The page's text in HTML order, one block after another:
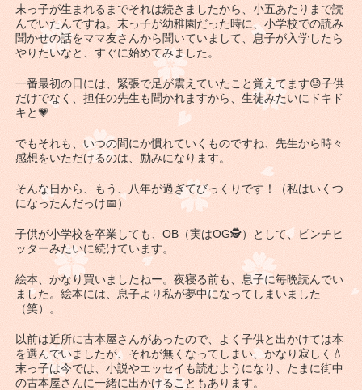
末っ子が生まれるまでそれは続きましたから、小五あたりまで読
んでいたんですね。末っ子が幼稚園だった時に、小学校での読み
聞かせの話をママ友さんから聞いていまして、息子が入学したら
やりたいなと、すぐに始めてみました。
一番最初の日には、緊張で足が震えていたこと覚えてます😓子供
だけでなく、担任の先生も聞かれますから、生徒みたいにドキド
キと💗
でもそれも、いつの間にか慣れていくものですね、先生から時々
感想をいただけるのは、励みになります。
そんな日から、もう、八年が過ぎてびっくりです！（私はいくつ
になったんだっけ📅）
子供が小学校を卒業しても、OB（実はOG🕵）として、ピンチヒ
ッターみたいに続けています。
絵本、かなり買いましたねー。夜寝る前も、息子に毎晩読んでい
ました。絵本には、息子より私が夢中になってしまいました
（笑）。
以前は近所に古本屋さんがあったので、よく子供と出かけては本
を選んでいましたが、それが無くなってしまい、かなり寂しく💧
末っ子は今では、小説やエッセイも読むようになり、たまに街中
の古本屋さんに一緒に出かけることもあります。